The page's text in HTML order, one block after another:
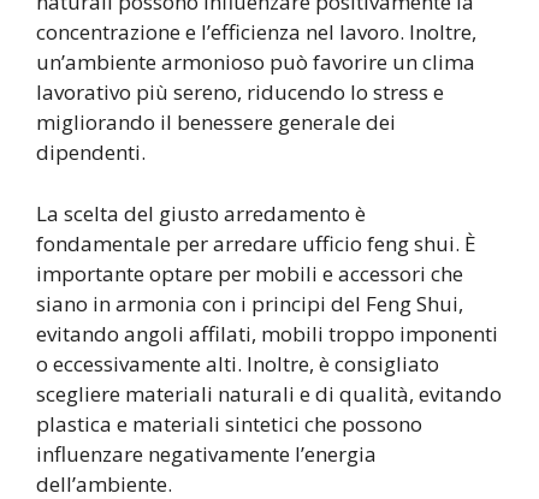
concentrazione e l’efficienza nel lavoro. Inoltre,
un’ambiente armonioso può favorire un clima
lavorativo più sereno, riducendo lo stress e
migliorando il benessere generale dei
dipendenti.
La scelta del giusto arredamento è
fondamentale per arredare ufficio feng shui. È
importante optare per mobili e accessori che
siano in armonia con i principi del Feng Shui,
evitando angoli affilati, mobili troppo imponenti
o eccessivamente alti. Inoltre, è consigliato
scegliere materiali naturali e di qualità, evitando
plastica e materiali sintetici che possono
influenzare negativamente l’energia
dell’ambiente.